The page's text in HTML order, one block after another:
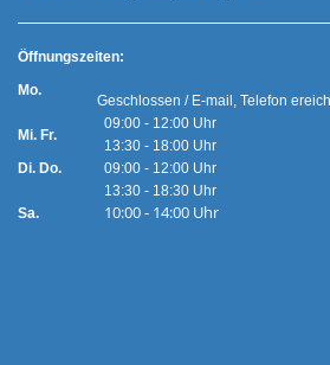
Öffnungszeiten:
Mo.
Mi. Fr.
Geschlossen / E-mail, Telefon
09:00 - 12:00 Uhr
13:30 - 18:00 Uhr
Di. Do.
Sa.
09:00 - 12:00 Uhr
13:30 - 18:30 Uhr
10:00 - 14:00 Uhr